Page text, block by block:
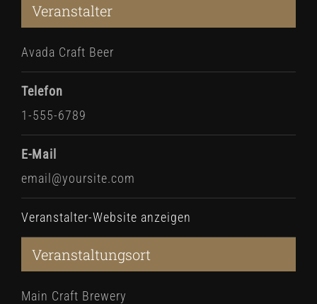
Veranstaltungsort
Main Craft Brewery
Veranstalter
Avada Craft Beer
Telefon
1-555-6789
E-Mail
email@yoursite.com
Veranstalter-Website anzeigen